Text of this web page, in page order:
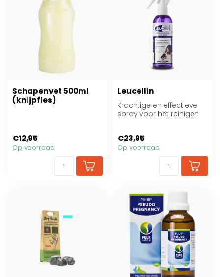
Schapenvet 500ml
(knijpfles)
€12,95
Op voorraad
Leucellin
Krachtige en effectieve
spray voor het reinigen
€23,95
Op voorraad